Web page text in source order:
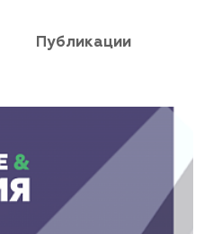
Публикации